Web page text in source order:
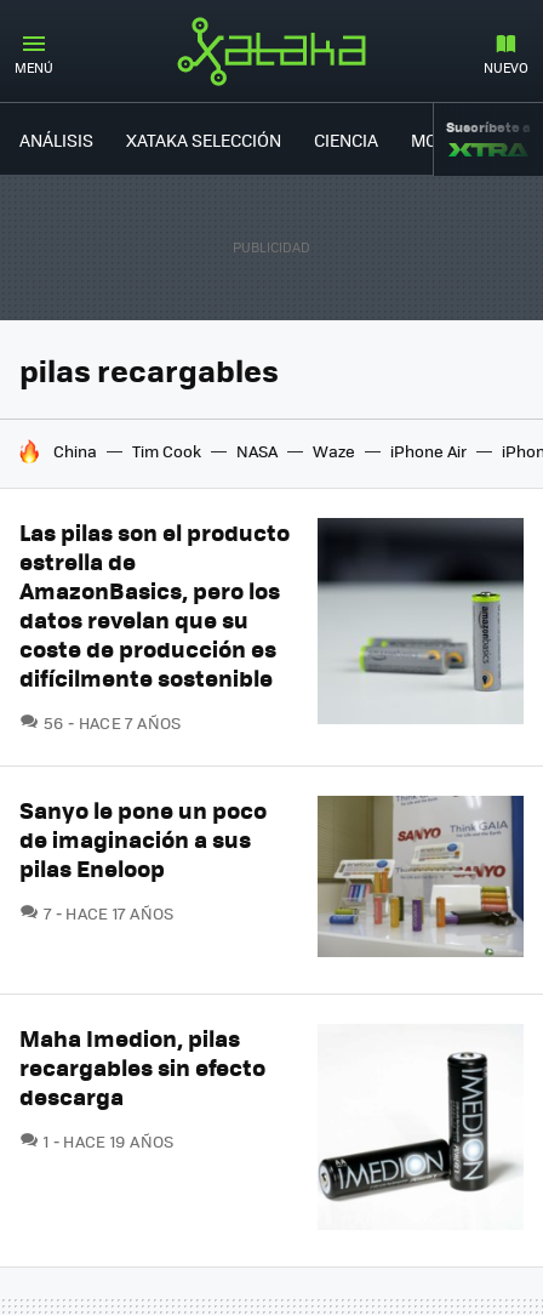
MENÚ NUEVO
ANÁLISIS XATAKA SELECCIÓN CIENCIA MOVILIDAD
Suscríbete a
pilas recargables
HOY SE HABLA DE
China Tim Cook NASA Waze iPhone Air
Las pilas son el producto
estrella de
AmazonBasics, pero los
datos revelan que su
coste de producción es
difícilmente sostenible
56 COMENTARIOS
HACE 7 AÑOS
Sanyo le pone un poco
de imaginación a sus
pilas Eneloop
7COMENTARIOS
HACE 17 AÑOS
Maha Imedion, pilas
recargables sin efecto
descarga
1 COMENTARIOS
HACE 19 AÑOS